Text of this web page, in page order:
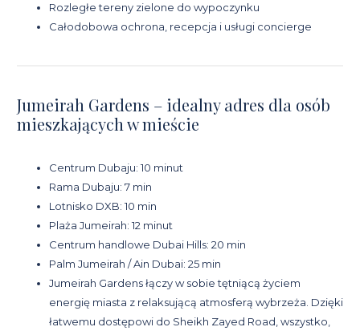
Rozległe tereny zielone do wypoczynku
Całodobowa ochrona, recepcja i usługi concierge
Jumeirah Gardens – idealny adres dla osób
mieszkających w mieście
Centrum Dubaju: 10 minut
Rama Dubaju: 7 min
Lotnisko DXB: 10 min
Plaża Jumeirah: 12 minut
Centrum handlowe Dubai Hills: 20 min
Palm Jumeirah / Ain Dubai: 25 min
Jumeirah Gardens łączy w sobie tętniącą życiem
energię miasta z relaksującą atmosferą wybrzeża. Dzięki
łatwemu dostępowi do Sheikh Zayed Road, wszystko,